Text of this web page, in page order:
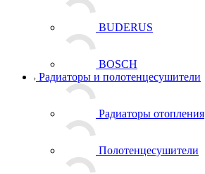
BUDERUS
BOSCH
Радиаторы и полотенцесушители
Радиаторы отопления
Полотенцесушители